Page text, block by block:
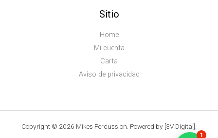
Sitio
Home
Mi cuenta
Carta
Aviso de privacidad
Copyright © 2026 Mikes Percussion. Powered by [3V Digital].
1